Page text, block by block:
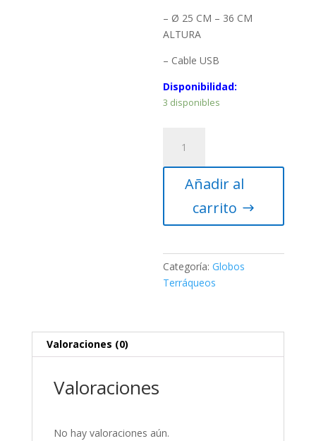
– Ø 25 CM – 36 CM
ALTURA
– Cable USB
Disponibilidad:
3 disponibles
terráqueo
Gaia
Tierra
Realidad
Aumentada
Añadir al
carrito
Categoría:Globos
Terráqueos
Valoraciones (0)
Valoraciones
No hay valoraciones aún.